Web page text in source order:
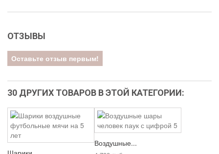
ОТЗЫВЫ
Оставьте отзыв первым!
30 ДРУГИХ ТОВАРОВ В ЭТОЙ КАТЕГОРИИ:
Воздушные...